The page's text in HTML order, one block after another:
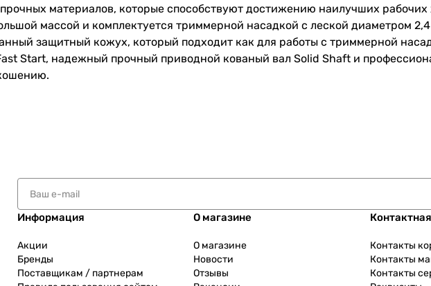
материалов, которые способствуют достижению наилучших рабочих
массой и комплектуется триммерной насадкой с леской диаметром
защитный кожух, который подходит как для работы с триммерной
Start, надежный прочный приводной кованый вал Solid Shaft и
Информация
Акции
Бренды
Поставщикам / партнерам
О магазине
О магазине
Новости
Отзывы
Контакты
Контакты
Контакты